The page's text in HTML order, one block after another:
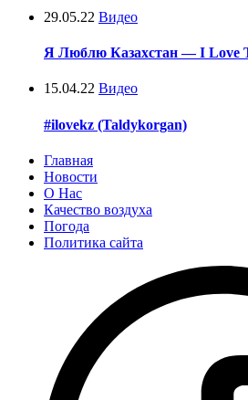
29.05.22 Видео
Я Люблю Казахстан — I Love
15.04.22 Видео
#ilovekz (Taldykorgan)
Главная
Новости
О Нас
Качество воздуха
Погода
Политика сайта